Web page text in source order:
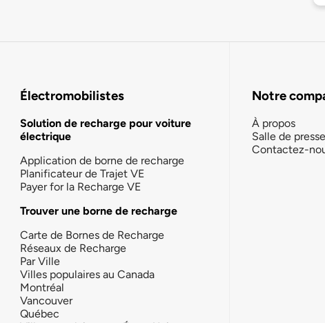
Électromobilistes
Solution de recharge pour voiture
électrique
Application de borne de recharge
Planificateur de Trajet VE
Payer for la Recharge VE
Trouver une borne de recharge
Carte de Bornes de Recharge
Réseaux de Recharge
Par Ville
Villes populaires au Canada
Montréal
Vancouver
Québec
Notre
À propos
Salle de presse
Contactez-